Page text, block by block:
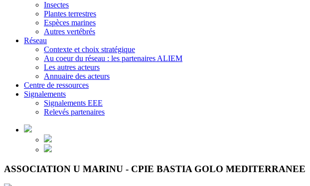
Insectes
Plantes terrestres
Espèces marines
Autres vertébrés
Réseau
Contexte et choix stratégique
Au coeur du réseau : les partenaires ALIEM
Les autres acteurs
Annuaire des acteurs
Centre de ressources
Signalements
Signalements EEE
Relevés partenaires
ASSOCIATION U MARINU - CPIE BASTIA GOLO MEDITERRANEE